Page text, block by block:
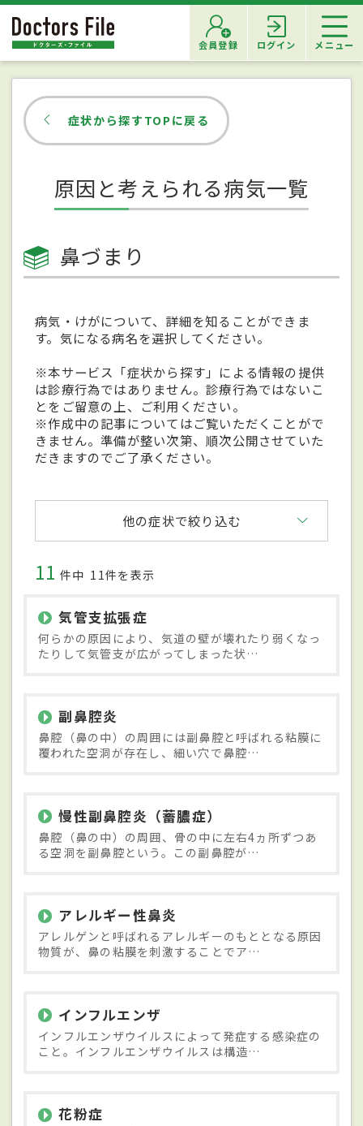
会員登録 ログイン メニュー
症状から探すTOPに戻る
原因と考えられる病気一覧
鼻づまり
病気・けがについて、詳細を知ることができま
す。気になる病名を選択してください。
※本サービス「症状から探す」による情報の提供
は診療行為ではありません。診療行為ではないこ
とをご留意の上、ご利用ください。
※作成中の記事についてはご覧いただくことがで
きません。準備が整い次第、順次公開させていた
だきますのでご了承ください。
他の症状で絞り込む
11 件中 11件を表示
気管支拡張症
何らかの原因により、気道の壁が壊れたり弱くなっ
たりして気管支が広がってしまった状…
副鼻腔炎
鼻腔（鼻の中）の周囲には副鼻腔と呼ばれる粘膜に
覆われた空洞が存在し、細い穴で鼻腔…
慢性副鼻腔炎（蓄膿症）
鼻腔（鼻の中）の周囲、骨の中に左右4ヵ所ずつあ
る空洞を副鼻腔という。この副鼻腔が…
アレルギー性鼻炎
アレルゲンと呼ばれるアレルギーのもととなる原因
物質が、鼻の粘膜を刺激することでア…
インフルエンザ
インフルエンザウイルスによって発症する感染症の
こと。インフルエンザウイルスは構造…
花粉症